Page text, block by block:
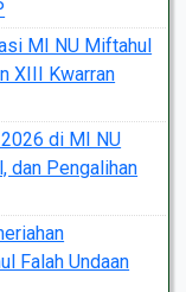
MI NU Miftahul
XIII Kwarran
di MI NU
dan Pengalihan
Falah Undaan